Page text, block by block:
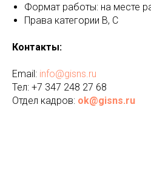
Формат работы: на месте
Права категории B, C
Контакты:
Email: info@gisns.ru
Тел: +7 347 248 27 68
​Отдел кадров: ok@gisns.ru